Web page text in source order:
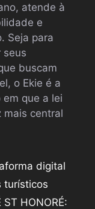
atende à
e
Seja para
seus
buscam
o Ekie é a
que a lei
mais central
digital
turísticos
ST HONORÉ: